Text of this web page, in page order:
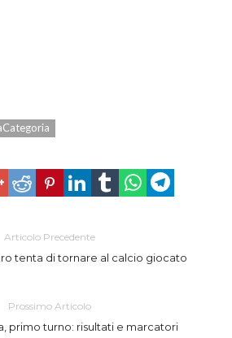
Articolo Precedente
tenta di tornare al calcio giocato
Prossimo Articolo
primo turno: risultati e marcatori